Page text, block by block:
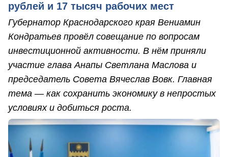
рублей и 17 тысяч рабочих мест
Губернатор Краснодарского края Вениамин
Кондратьев провёл совещание по вопросам
инвестиционной активности. В нём приняли
участие глава Анапы Светлана Маслова и
председатель Совета Вячеслав Вовк. Главная
тема — как сохранить экономику в непростых
условиях и добиться роста.